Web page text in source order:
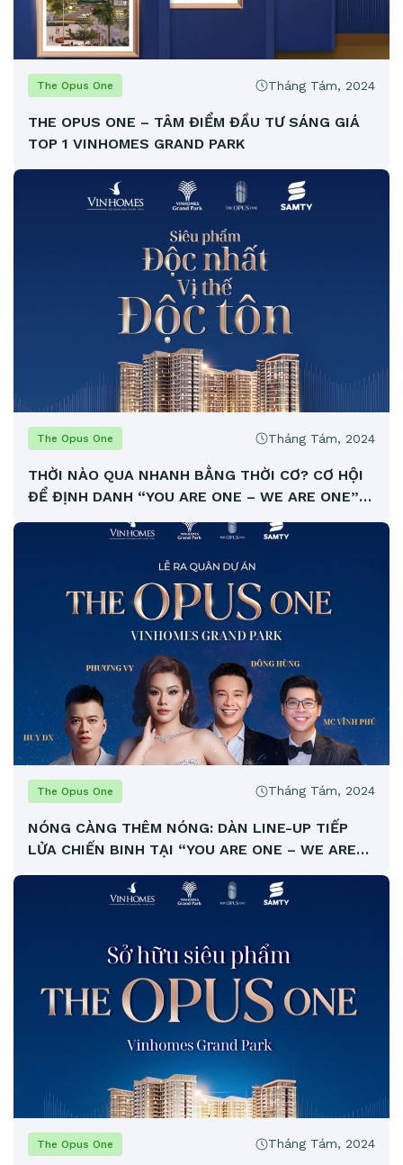
The Opus One Tháng Tám, 2024
THE OPUS ONE – TÂM ĐIỂM ĐẦU TƯ SÁNG GIÁ
TOP 1 VINHOMES GRAND PARK
The Opus One Tháng Tám, 2024
THỜI NÀO QUA NHANH BẰNG THỜI CƠ? CƠ HỘI
ĐỂ ĐỊNH DANH “YOU ARE ONE – WE ARE ONE”
CÙNG THE OPUS ONE ĐÃ ĐẾN!
The Opus One Tháng Tám, 2024
NÓNG CÀNG THÊM NÓNG: DÀN LINE-UP TIẾP
LỬA CHIẾN BINH TẠI “YOU ARE ONE – WE ARE
ONE” – THE OPUS ONE CHÍNH THỨC LỘ DIỆN
The Opus One Tháng Tám, 2024